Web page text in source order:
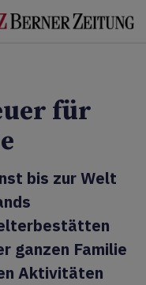
für
bis zur Welt
ganzen Familie
Aktivitäten